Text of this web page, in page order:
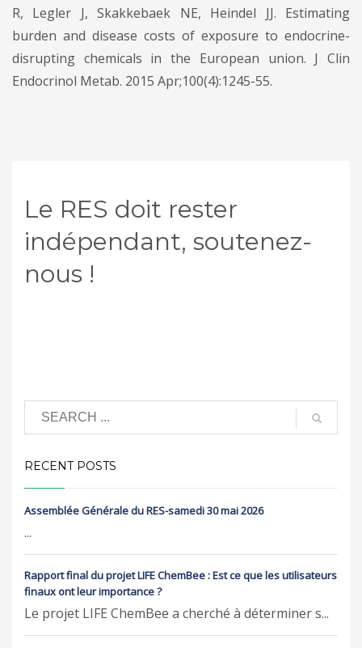
R, Legler J, Skakkebaek NE, Heindel JJ. Estimating
burden and disease costs of exposure to endocrine-
disrupting chemicals in the European union. J Clin
Endocrinol Metab. 2015 Apr;100(4):1245-55.
Le RES doit rester
indépendant, soutenez-
nous !
RECENT POSTS
Assemblée Générale du RES-samedi 30 mai 2026
...
Rapport final du projet LIFE ChemBee : Est ce que les utilisateurs
finaux ont leur importance ?
Le projet LIFE ChemBee a cherché à déterminer s...